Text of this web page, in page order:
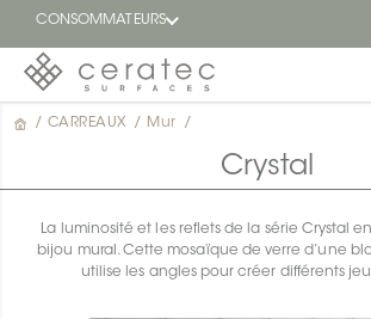
CONSOMMATEURS
En
Trouver
/ CARREAUX / Mur /
Crystal
La luminosité et les reflets de la série Crystal
bijou mural. Cette mosaïque de verre d’une
utilise les angles pour créer différents